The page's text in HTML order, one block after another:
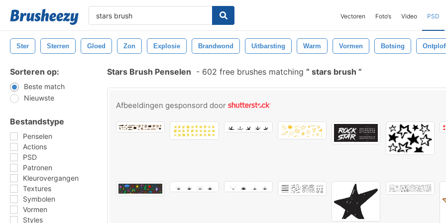
Vectoren Foto‘s Video PSD
Ster Sterren Gloed Zon Explosie Brandwond Uitbarsting Warm Vormen Botsing
Sorteren op:
Beste match
Nieuwste
Bestandstype
Penselen
Actions
PSD
Patronen
Kleurovergangen
Textures
Symbolen
Vormen
Styles
Stars Brush Penselen - 602 free brushes matching stars brush
Afbeeldingen gesponsord door